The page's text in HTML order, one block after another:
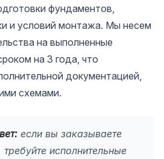
фундаментов,
и условий монтажа. Мы несем
на выполненные
на 3 года, что
документацией,
схемами.
если вы заказываете
исполнительные